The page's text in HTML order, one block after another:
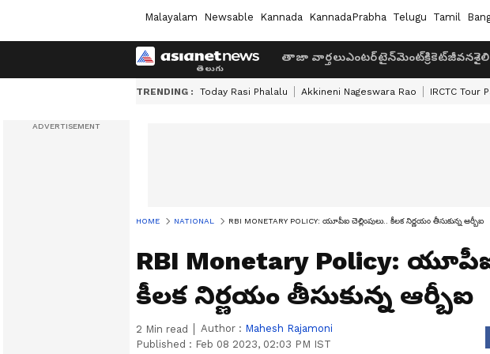
Malayalam Newsable Kannada KannadaPrabha Telugu Tamil
తాజా వార్తలుఎంటర్‌టైన్‌మెంట్క్రికెట్జీవనశైలి
TRENDING : Today Rasi Phalalu Akkineni Nageswara Rao IRCTC Tour
HOME NATIONAL RBI MONETARY POLICY: యూపీఐ చెల్లింపులు.. కీలక నిర్ణయం తీసుకున్న ఆర్బీఐ
RBI Monetary Policy: యూపీఐ
కీలక నిర్ణయం తీసుకున్న ఆర్బీఐ
2 Min read Author : Mahesh Rajamoni
Published : Feb 08 2023, 02:03 PM IST